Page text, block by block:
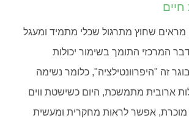
חיים
מראים שחוץ מתרגול שכלי מתמיד ומעגל
המרכזי התומך בשימור יכולות
זה "היפרוונטילציה", כלומר נשימה
ארובית מתמשכת, היום כשישטת ווים
אפשר לראות מחקרית ומעשית